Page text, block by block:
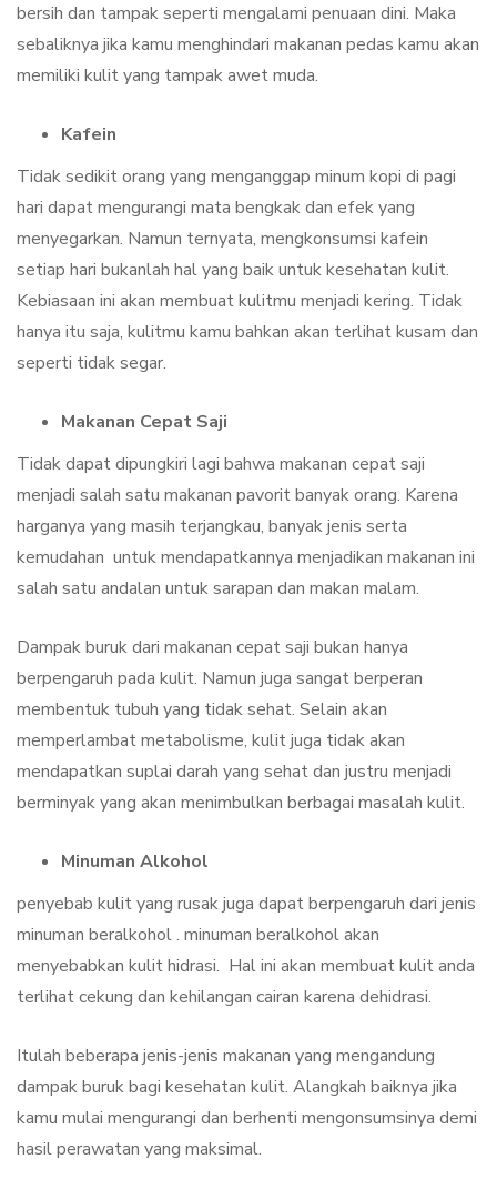
bersih dan tampak seperti mengalami penuaan dini. Maka
sebaliknya jika kamu menghindari makanan pedas kamu akan
memiliki kulit yang tampak awet muda.
Kafein
Tidak sedikit orang yang menganggap minum kopi di pagi
hari dapat mengurangi mata bengkak dan efek yang
menyegarkan. Namun ternyata, mengkonsumsi kafein
setiap hari bukanlah hal yang baik untuk kesehatan kulit.
Kebiasaan ini akan membuat kulitmu menjadi kering. Tidak
hanya itu saja, kulitmu kamu bahkan akan terlihat kusam dan
seperti tidak segar.
Makanan Cepat Saji
Tidak dapat dipungkiri lagi bahwa makanan cepat saji
menjadi salah satu makanan pavorit banyak orang. Karena
harganya yang masih terjangkau, banyak jenis serta
kemudahan untuk mendapatkannya menjadikan makanan ini
salah satu andalan untuk sarapan dan makan malam.
Dampak buruk dari makanan cepat saji bukan hanya
berpengaruh pada kulit. Namun juga sangat berperan
membentuk tubuh yang tidak sehat. Selain akan
memperlambat metabolisme, kulit juga tidak akan
mendapatkan suplai darah yang sehat dan justru menjadi
berminyak yang akan menimbulkan berbagai masalah kulit.
Minuman Alkohol
penyebab kulit yang rusak juga dapat berpengaruh dari jenis
minuman beralkohol . minuman beralkohol akan
menyebabkan kulit hidrasi. Hal ini akan membuat kulit anda
terlihat cekung dan kehilangan cairan karena dehidrasi.
Itulah beberapa jenis-jenis makanan yang mengandung
dampak buruk bagi kesehatan kulit. Alangkah baiknya jika
kamu mulai mengurangi dan berhenti mengonsumsinya demi
hasil perawatan yang maksimal.